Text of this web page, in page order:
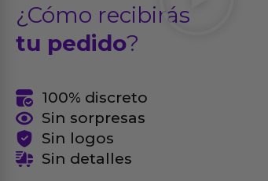
¿Cómo recibirás
tu pedido?
100% discreto
Sin sorpresas
Sin logos
Sin detalles